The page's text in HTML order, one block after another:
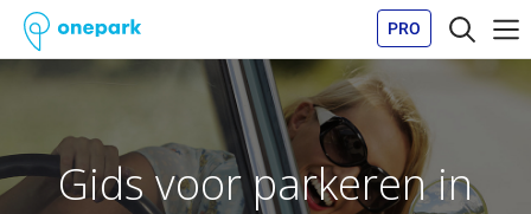
PRO
Gids voor parkeren in